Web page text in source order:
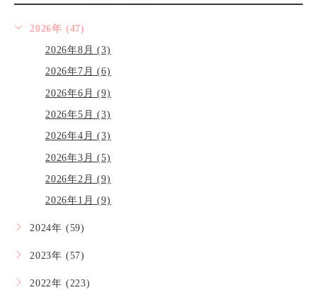
2026年 (47)
2026年8月 (3)
2026年7月 (6)
2026年6月 (9)
2026年5月 (3)
2026年4月 (3)
2026年3月 (5)
2026年2月 (9)
2026年1月 (9)
2024年 (59)
2023年 (57)
2022年 (223)